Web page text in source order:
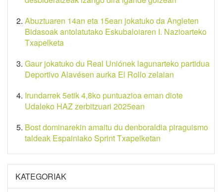
Abuztuaren 14an eta 15ean jokatuko da Angleten
Bidasoak antolatutako Eskubaloiaren I. Nazioarteko
Txapelketa
Gaur jokatuko du Real Uniónek lagunarteko partidua
Deportivo Alavésen aurka El Rollo zelaian
Irundarrek 5etik 4,8ko puntuazioa eman diote
Udaleko HAZ zerbitzuari 2025ean
Bost dominarekin amaitu du denboraldia piraguismo
taldeak Espainiako Sprint Txapelketan
KATEGORIAK